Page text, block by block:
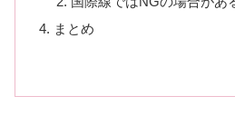
まとめ